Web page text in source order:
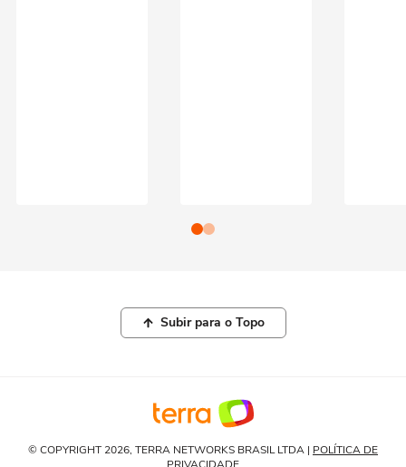
Subir para o Topo
© COPYRIGHT 2026, TERRA NETWORKS BRASIL LTDA | POLÍTICA DE